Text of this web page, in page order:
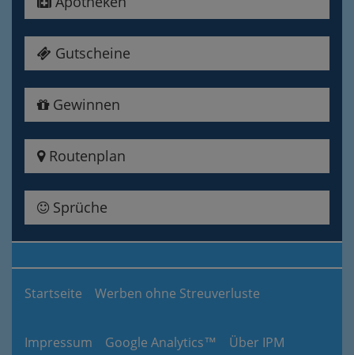
Gutscheine
Gewinnen
Routenplan
Sprüche
Startseite Werben ohne Streuverluste
Impressum Google Analytics™ Über IPM